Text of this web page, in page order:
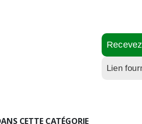
Lien
CETTE CATÉGORIE